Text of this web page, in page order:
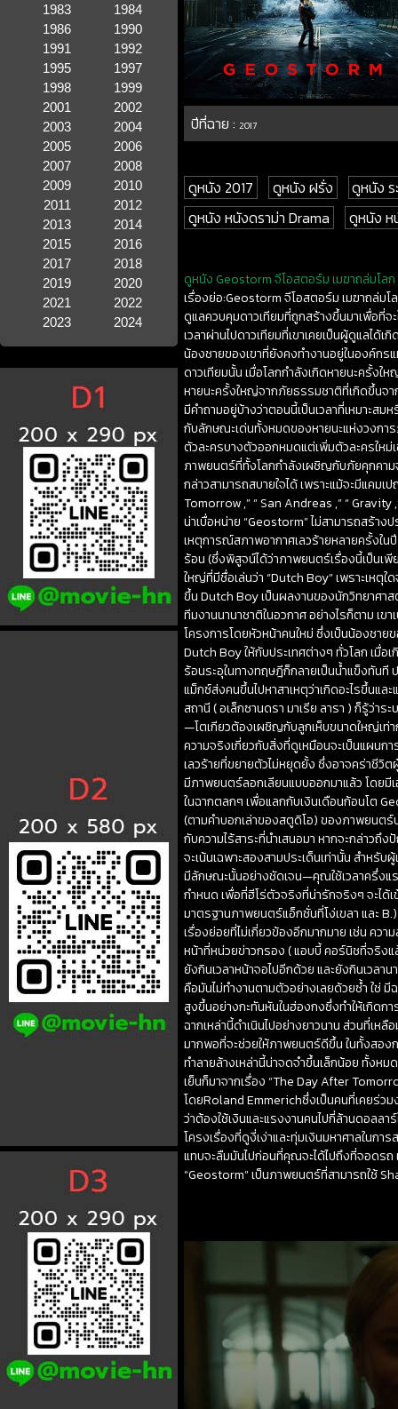
1983
1984
1986
1990
1991
1992
1995
1997
1998
1999
2001
2002
2003
2004
2005
2006
2007
2008
2009
2010
2011
2012
2013
2014
2015
2016
2017
2018
2019
2020
2021
2022
2023
2024
ปีที่ฉาย :2017
ดูหนัง 2017 ดูหนัง ฝรั่ง
ดูหนัง
ดูหนัง หนังดราม่า Drama
ดูหนัง ห
ดูหนัง Geostorm จีโอสตอร์ม เมฆาถล่มโลก
เรื่องย่อ:Geostorm จีโอสตอร์ม เมฆาถล่มโ
ดูแลควบคุมดาวเทียมที่ถูกสร้างขึ้นมาเพื่อที่จ
เวลาผ่านไปดาวเทียมที่เขาเคยเป็นผู้ดูแลไ
น้องชายของเขาที่ยังคงทำงานอยู่ในองค์กร
ดาวเทียมนั้น เมื่อโลกกำลังเกิดหายนะครั้งใ
หายนะครั้งใหญ่จากภัยธรรมชาติที่เกิดขึ้นจ
มีคำถามอยู่บ้างว่าตอนนี้เป็นเวลาที่เหมาะส
กับลักษณะเด่นทั้งหมดของหายนะแห่งวงกา
ตัวละครบางตัวออกหมดแต่เพิ่มตัวละครใหม่
ภาพยนตร์ที่ทั้งโลกกำลังเผชิญกับภัยคุกคาม
กล่าวสามารถสบายใจได้ เพราะแม้จะมีแค
Tomorrow ,” “ San Andreas ,” “
น่าเบื่อหน่าย “Geostorm” ไม่สามารถสร้า
เหตุการณ์สภาพอากาศเลวร้ายหลายครั้งใน
ร้อน (ซึ่งพิสูจน์ได้ว่าภาพยนตร์เรื่องนี้เป็นเ
ใหญ่ที่มีชื่อเล่นว่า “Dutch Boy” เพราะเหตุ
ขึ้น Dutch Boy เป็นผลงานของนักวิทยาศา
ทีมงานนานาชาติในอวกาศ อย่างไรก็ตาม เข
โครงการโดยหัวหน้าคนใหม่ ซึ่งเป็นน้องชาย
Dutch Boy ให้กับประเทศต่างๆ ทั่วโลก เมื่
ร้อนระอุในทางทฤษฎีก็กลายเป็นน้ำแข็งทัน
แม็กซ์ส่งคนขึ้นไปหาสาเหตุว่าเกิดอะไรขึ้นแ
สถานี ( อเล็กซานดรา มาเรีย ลารา ) ก็รู้ว่า
—โตเกียวต้องเผชิญกับลูกเห็บขนาดใหญ่เท่
ความจริงเกี่ยวกับสิ่งที่ดูเหมือนจะเป็นแผน
เลวร้ายที่ขยายตัวไม่หยุดยั้ง ซึ่งอาจคร่าชีวิ
มีภาพยนตร์ลอกเลียนแบบออกมาแล้ว โดยมี
ในฉากตลกๆ เพื่อแลกกับเงินเดือนก้อนโต
(ตามคำบอกเล่าของสตูดิโอ) ของภาพยนต
กับความไร้สาระที่นำเสนอมา หากจะกล่าว
จะเน้นเฉพาะสองสามประเด็นเท่านั้น สำหรั
มีลักษณะนั้นอย่างชัดเจน—คุณใช้เวลาครึ่งแ
กำหนด เพื่อที่ฮีโร่ตัวจริงที่น่ารักจริงๆ จะได้
มาตรฐานภาพยนตร์แอ็กชั่นที่โง่เขลา และ
เรื่องย่อยที่ไม่เกี่ยวข้องอีกมากมาย เช่น คว
หน้าที่หน่วยข่าวกรอง ( แอบบี้ คอร์นิชที่จริงแ
ยังกินเวลาหน้าจอไปอีกด้วย และยังกินเวล
คือมันไม่ทำงานตามตัวอย่างเลยด้วยซ้ำ ใช่
สูงขึ้นอย่างกะทันหันในฮ่องกงซึ่งทำให้เกิดก
ฉากเหล่านี้ดำเนินไปอย่างยาวนาน ส่วนที่เ
มากพอที่จะช่วยให้ภาพยนตร์ดีขึ้น ในทั้งสอง
ทำลายล้างเหล่านี้น่าจดจำขึ้นเล็กน้อย ทั้งห
เย็นก็มาจากเรื่อง “The Day After
โดยRoland Emmerichซึ่งเป็นคนที่เคยร่วม
ว่าต้องใช้เงินและแรงงานคนไปกี่ล้านดอลล
โครงเรื่องที่ดูงี่เง่าและทุ่มเงินมหาศาลในก
แทบจะลืมมันไปก่อนที่คุณจะได้ไปถึงที่จอดรถ
“Geostorm” เป็นภาพยนตร์ที่สามารถใช้